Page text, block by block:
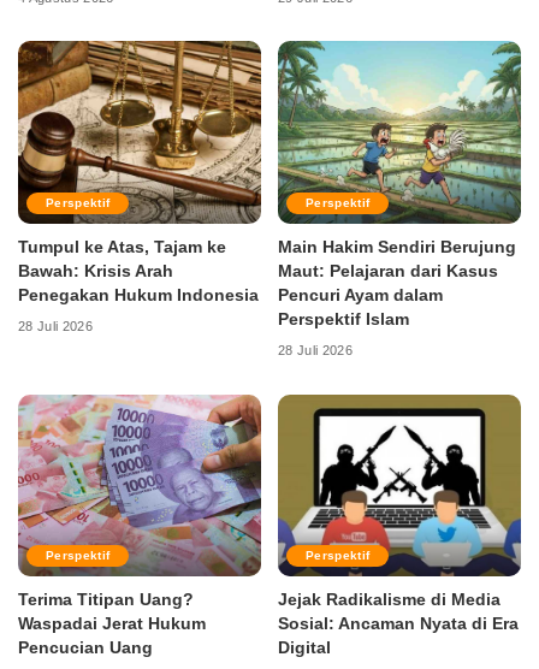
Perspektif
Tumpul ke Atas, Tajam ke
Bawah: Krisis Arah
Penegakan Hukum Indonesia
28 Juli 2026
Perspektif
Main Hakim Sendiri Berujung
Maut: Pelajaran dari Kasus
Pencuri Ayam dalam
Perspektif Islam
28 Juli 2026
Perspektif
Terima Titipan Uang?
Waspadai Jerat Hukum
Pencucian Uang
Perspektif
Jejak Radikalisme di Media
Sosial: Ancaman Nyata di Era
Digital